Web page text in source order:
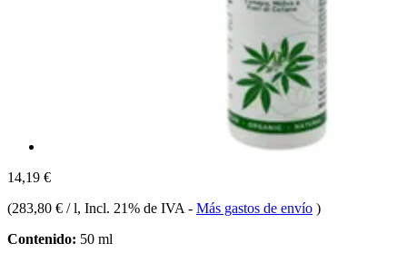
14,19 €
(283,80 € / l, Incl. 21% de IVA - Más gastos de envío )
Contenido: 50 ml